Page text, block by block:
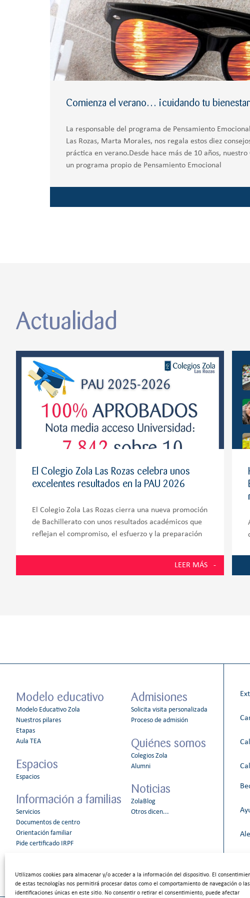
Utilizamos cookies para almacenar y/o acceder a la información del dispositivo. El
de estas tecnologías nos permitirá procesar datos como el comportamiento de navegación o las
identificaciones únicas en este sitio. No consentir o retirar el consentimiento, puede afectar
Comienza el verano… ¡cuidando tu
La responsable del programa de Pensamiento
Las Rozas, Marta Morales, nos regala estos diez
práctica en verano.Desde hace más de 10 años,
un programa propio de Pensamiento Emocional
Actualidad
El Colegio Zola Las Rozas celebra unos
excelentes resultados en la PAU 2026
El Colegio Zola Las Rozas cierra una nueva promoción
de Bachillerato con unos resultados académicos que
reflejan el compromiso, el esfuerzo y la preparación
LEER MÁS
Modelo educativo
Modelo Educativo Zola
Nuestros pilares
Etapas
Aula TEA
Espacios
Espacios
Información a familias
Servicios
Documentos de centro
Orientación familiar
Pide certificado IRPF
Admisiones
Solicita visita personalizada
Proceso de admisión
Quiénes somos
Colegios Zola
Alumni
Noticias
ZolaBlog
Otros dicen...